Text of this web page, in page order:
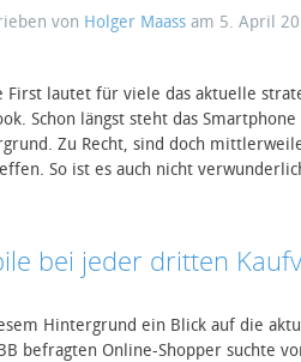
von Holger Maass am 5. April
First lautet für viele das aktuelle
Schon längst steht das
Zu Recht, sind doch
So ist es auch nicht
bei jeder dritten
Hintergrund ein Blick auf die
befragten Online-Shopper suchte